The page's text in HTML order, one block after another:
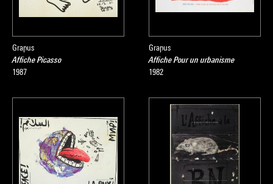
Grapus
Affiche Picasso
1987
Grapus
Affiche Pour un urbanisme
1982